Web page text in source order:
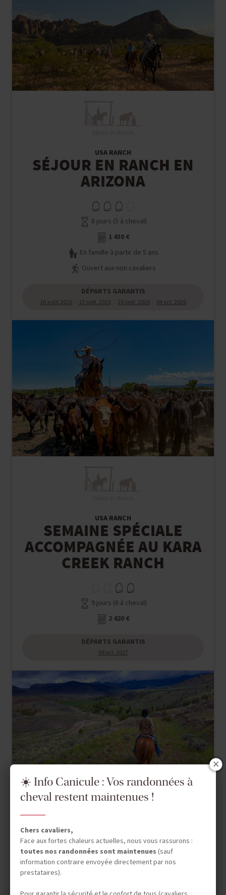
USA RANCH
SÉJOUR EN RANCH EN
ARIZONA
8 jours (5 à cheval)
1 430 €
En famille à partir de 5 ans
Ouvert aux non cavaliers
DÉPARTS GARANTIS
16 août 2026 13 sept. 2026 20 sept. 2026 04 oct. 2026
USA RANCH
SEMAINE SPÉCIALE
ACCOMPAGNÉE AU KARA
CREEK RANCH
9 jours (6 à cheval)
2 420 €
DÉPARTS GARANTIS
08 oct. 2027
Séjour Equestre
USA RANCH
CAMPING TRIP DANS LE
☀️ Info Canicule : Vos randonnées à
cheval restent maintenues !
Chers cavaliers,
Face aux fortes chaleurs actuelles, nous vous rassurons :
toutes nos randonnées sont maintenues (sauf
information contraire envoyée directement par nos
prestataires).